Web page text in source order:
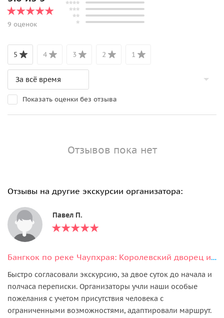
9 оценок
5 4 3 2 1
Показать оценки без отзыва
Отзывов пока нет
Отзывы на другие экскурсии организатора:
Павел П.
Бангкок по реке Чаупхрая: Королевский дворец и храмы
Быстро согласовали экскурсию, за двое суток до начала и
полчаса переписки. Организаторы учли наши особые
пожелания с учетом присутствия человека с
ограниченными возможностями, адаптировали маршрут.